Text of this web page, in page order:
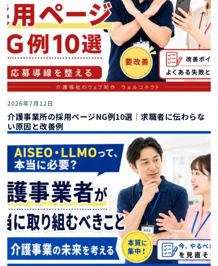
2026年7月12日
介護事業所の採用ページNG例10選｜求職者に伝わらな
い原因と改善例